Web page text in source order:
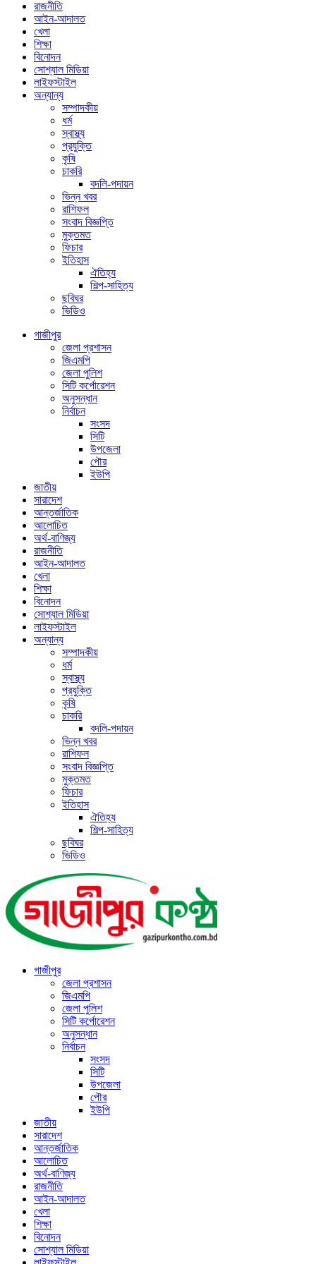
রাজনীতি
আইন-আদালত
খেলা
শিক্ষা
বিনোদন
সোশ্যাল মিডিয়া
লাইফস্টাইল
অন্যান্য
সম্পাদকীয়
ধর্ম
স্বাস্থ্য
প্রযুক্তি
কৃষি
চাকরি
বদলি-পদায়ন
ভিন্ন খবর
রাশিফল
সংবাদ বিজ্ঞপ্তি
মুক্তমত
ফিচার
ইতিহাস
ঐতিহ্য
শিল্প-সাহিত্য
ছবিঘর
ভিডিও
গাজীপুর
জেলা প্রশাসন
জিএমপি
জেলা পুলিশ
সিটি কর্পোরেশন
অনুসন্ধান
নির্বাচন
সংসদ
সিটি
উপজেলা
পৌর
ইউপি
জাতীয়
সারাদেশ
আন্তর্জাতিক
আলোচিত
অর্থ-বাণিজ্য
রাজনীতি
আইন-আদালত
খেলা
শিক্ষা
বিনোদন
সোশ্যাল মিডিয়া
লাইফস্টাইল
অন্যান্য
সম্পাদকীয়
ধর্ম
স্বাস্থ্য
প্রযুক্তি
কৃষি
চাকরি
বদলি-পদায়ন
ভিন্ন খবর
রাশিফল
সংবাদ বিজ্ঞপ্তি
মুক্তমত
ফিচার
ইতিহাস
ঐতিহ্য
শিল্প-সাহিত্য
ছবিঘর
ভিডিও
গাজীপুর
জেলা প্রশাসন
জিএমপি
জেলা পুলিশ
সিটি কর্পোরেশন
অনুসন্ধান
নির্বাচন
সংসদ
সিটি
উপজেলা
পৌর
ইউপি
জাতীয়
সারাদেশ
আন্তর্জাতিক
আলোচিত
অর্থ-বাণিজ্য
রাজনীতি
আইন-আদালত
খেলা
শিক্ষা
বিনোদন
সোশ্যাল মিডিয়া